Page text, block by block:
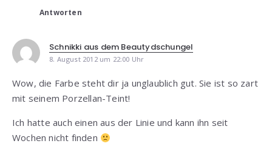
Antworten
Schnikki aus dem Beautydschungel
8. August 2012 um 22:00 Uhr
Wow, die Farbe steht dir ja unglaublich gut. Sie ist so zart
mit seinem Porzellan-Teint!
Ich hatte auch einen aus der Linie und kann ihn seit
Wochen nicht finden